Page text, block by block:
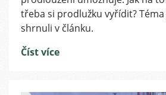
třeba si prodlužku vyřídit?
shrnuli v článku.
Číst více